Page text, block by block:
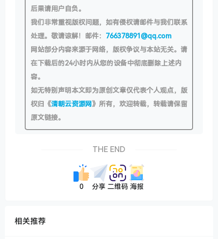
后果请用户自负。
我们非常重视版权问题，如有侵权请邮件与我们联系
处理。敬请谅解！邮件： 766378891@qq.com
网站部分内容来源于网络，版权争议与本站无关。请
在下载后的24小时内从您的设备中彻底删除上述内
容。
如无特别声明本文即为原创文章仅代表个人观点，版
权归《清朝云资源网》所有，欢迎转载，转载请保留
原文链接。
THE END
0 分享 二维码 海报
相关推荐